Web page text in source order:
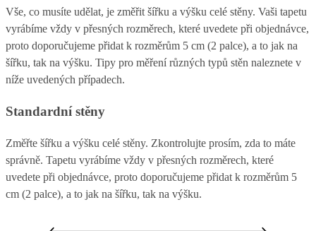
Vše, co musíte udělat, je změřit šířku a výšku celé stěny. Vaši tapetu
vyrábíme vždy v přesných rozměrech, které uvedete při objednávce,
proto doporučujeme přidat k rozměrům 5 cm (2 palce), a to jak na
šířku, tak na výšku. Tipy pro měření různých typů stěn naleznete v
níže uvedených případech.
Standardní stěny
Změřte šířku a výšku celé stěny. Zkontrolujte prosím, zda to máte
správně. Tapetu vyrábíme vždy v přesných rozměrech, které
uvedete při objednávce, proto doporučujeme přidat k rozměrům 5
cm (2 palce), a to jak na šířku, tak na výšku.